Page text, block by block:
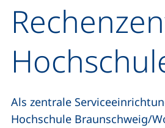
Als zentrale
Hochschule Braunschweig/